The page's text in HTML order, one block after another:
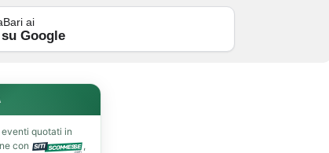
ai
Google
quotati in
con
,